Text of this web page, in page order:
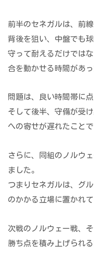
前半のセネガルは、前
背後を狙い、中盤でも
守って耐えるだけでは
合を動かせる時間があっ
問題は、良い時間帯に
そして後半、守備が受
への寄せが遅れたことで
さらに、同組のノルウ
ました。
つまりセネガルは、グ
のかかる立場に置かれて
次戦のノルウェー戦、
勝ち点を積み上げられる